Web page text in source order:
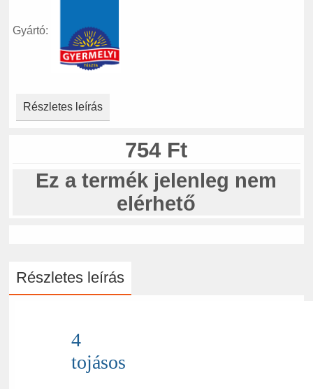
Gyártó:
Részletes leírás
754 Ft
Ez a termék jelenleg nem
elérhető
Részletes leírás
4
tojásos